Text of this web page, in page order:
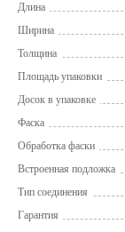
Длина
Ширина
Толщина
Площадь упаковки
Досок в упаковке
Фаска
Обработка фаски
Встроенная подложка
Тип соединения
Гарантия